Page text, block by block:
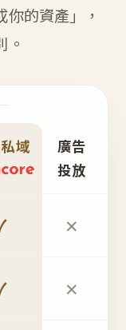
你的資產」，
。
域
廣告
投放
✕
✕